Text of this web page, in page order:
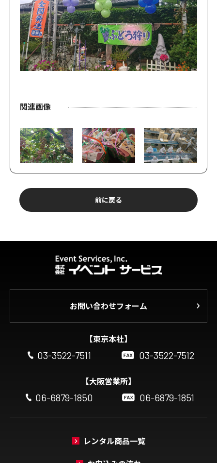
関連画像
前に戻る
お問い合わせフォーム
【東京本社】
03-3522-7511
03-3522-7512
【大阪営業所】
06-6879-1850
06-6879-1851
レンタル商品一覧